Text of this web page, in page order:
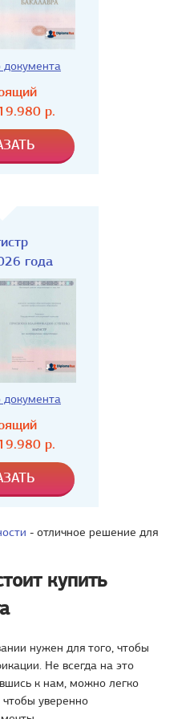
документа
р.
года
документа
р.
- отличное решение для
купить
нужен для того, чтобы
Не всегда на это
к нам, можно легко
уверенно